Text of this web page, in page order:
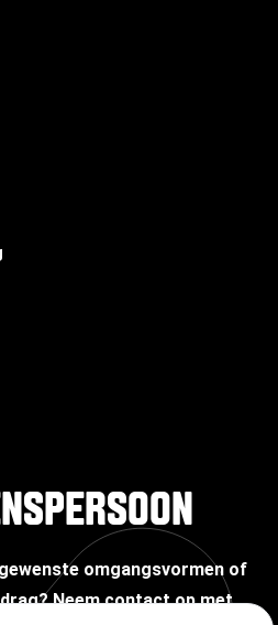
omgangsvormen of
Neem contact op met